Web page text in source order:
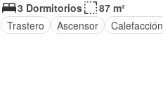
3 Dormitorios
87 m²
Trastero
Ascensor Calefacción